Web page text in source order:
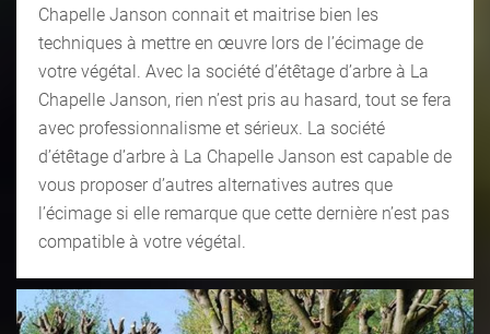
Chapelle Janson connait et maitrise bien les
techniques à mettre en œuvre lors de l’écimage de
votre végétal. Avec la société d’étêtage d’arbre à La
Chapelle Janson, rien n’est pris au hasard, tout se fera
avec professionnalisme et sérieux. La société
d’étêtage d’arbre à La Chapelle Janson est capable de
vous proposer d’autres alternatives autres que
l’écimage si elle remarque que cette dernière n’est pas
compatible à votre végétal.